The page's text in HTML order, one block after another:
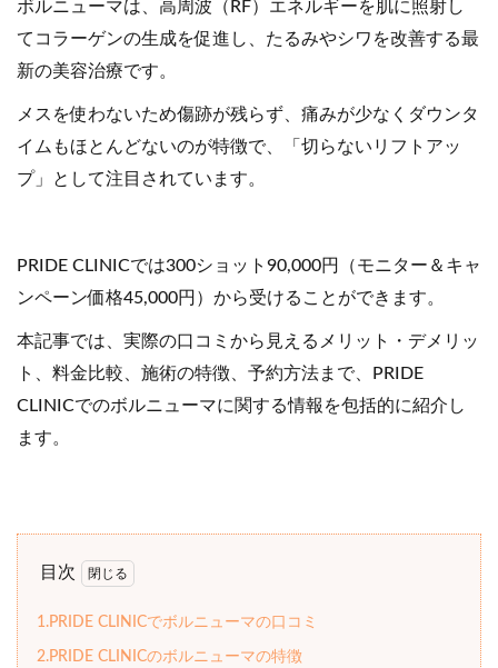
ボルニューマは、高周波（RF）エネルギーを肌に照射し
てコラーゲンの生成を促進し、たるみやシワを改善する最
新の美容治療です。
メスを使わないため傷跡が残らず、痛みが少なくダウンタ
イムもほとんどないのが特徴で、「切らないリフトアッ
プ」として注目されています。
PRIDE CLINICでは300ショット90,000円（モニター＆キャ
ンペーン価格45,000円）から受けることができます。
本記事では、実際の口コミから見えるメリット・デメリッ
ト、料金比較、施術の特徴、予約方法まで、PRIDE
CLINICでのボルニューマに関する情報を包括的に紹介し
ます。
目次
1.PRIDE CLINICでボルニューマの口コミ
2.PRIDE CLINICのボルニューマの特徴